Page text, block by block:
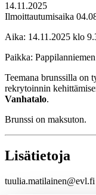
14.11.2025
Ilmoittautumisaika
Aika: 14.11.2025 klo
Paikka:
Teemana brunssilla on
rekrytoinnin
Vanhatalo.
Brunssi on maksuton.
Lisätietoja
tuulia.matilainen@evl.fi